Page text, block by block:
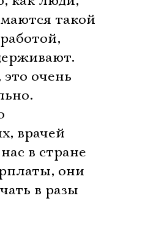
такой
очень
врачей
в стране
они
в разы